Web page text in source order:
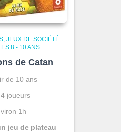
JEUX DE SOCIÉTÉ
8 - 10 ANS
de Catan
de 10 ans
joueurs
1h
jeu de plateau